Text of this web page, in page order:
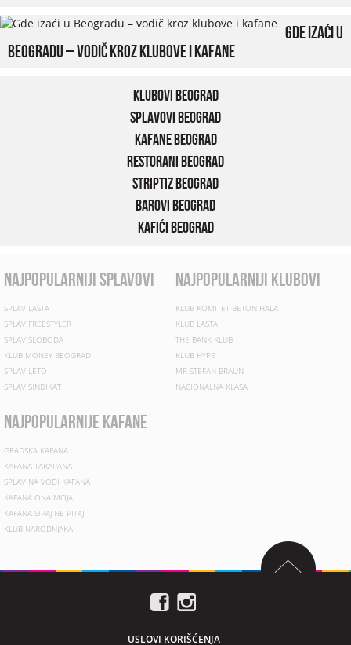
Gde izaći u
Beogradu – vodič kroz klubove i kafane
Klubovi Beograd
Splavovi Beograd
Kafane Beograd
Restorani Beograd
Striptiz Beograd
Barovi Beograd
Kafići Beograd
najpopularniji splavovi
SPLAV LASTA
SPLAV FREESTYLER
SPLAV SLOBODA
KLUB MONEY BEOGRAD
SPLAV LETO
SPLAV SINDIKAT
najpopularniji klubovi
KLUB KOMITET BETON HALA
KLUB LASTA
THE BANK KLUB
KLUB HYPE
MR STEFAN BRAUN
NACIONALNA KLASA
najpopularnije kafane
GRADSKA KAFANA
KAFANA TARAPANA
SPLAV NA VODI KAFANA
KAFANA ONA MOJA
KAFANA SIPAJ NE PITAJ
KLUB NARODNJAKA
USLOVI KORIŠĆENJA